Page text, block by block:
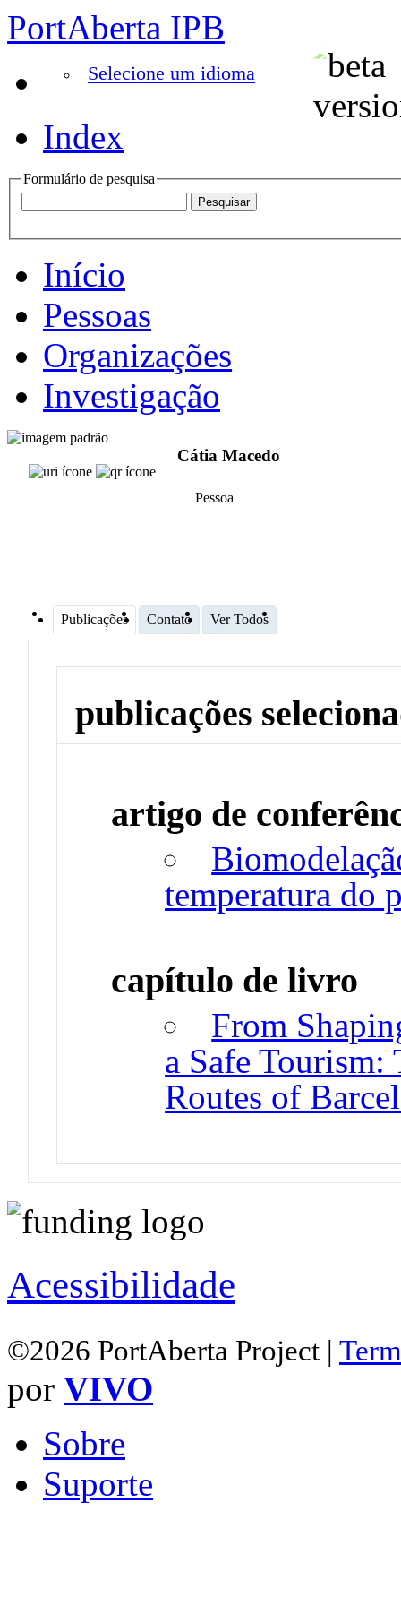
PortAberta IPB
Selecione um idioma
Index
Formulário de pesquisa
Início
Pessoas
Organizações
Investigação
Cátia Macedo
Pessoa
Publicações Contato Ver Todos
publicações
artigo de
temperatura do
capítulo de livro
From
a Safe Tourism:
Routes of
Acessibilidade
©2026 PortAberta Project |
por VIVO
Sobre
Suporte